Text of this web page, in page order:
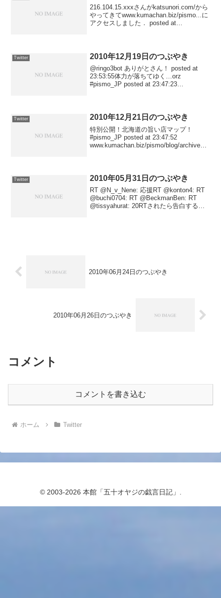
216.104.15.xxxさんがkatsunori.com/から
やってきてwww.kumachan.biz/pismo...に
アクセスしました． posted at
Twitter 2010年12月19日のつぶやき
@ringo3bot ありがとさん！ posted at
23:53:55体力が落ちてゆく…orz
#pismo_JP posted at 23:47:23
Twitter 2010年12月21日のつぶやき
特別公開！北海道の旨い店マップ！
#pismo_JP posted at 23:47:52
www.kumachan.biz/pismo/blog/archives/2
Twitter 2010年05月31日のつぶやき
RT @N_v_Nene: 応援RT @konton4: RT
@buchi0704: RT @BeckmanBen: RT
@tissyahurat: 20RTされたら告白する
2010年06月24日のつぶやき
2010年06月26日のつぶやき
コメント
コメントを書き込む
ホーム Twitter
© 2003-2026 本館「五十オヤジの戯言日記」.